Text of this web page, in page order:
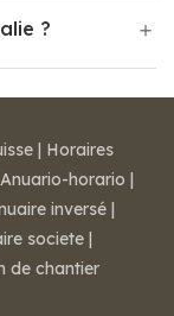
?
| Horaires
Anuario-horario |
inversé |
societe |
de chantier